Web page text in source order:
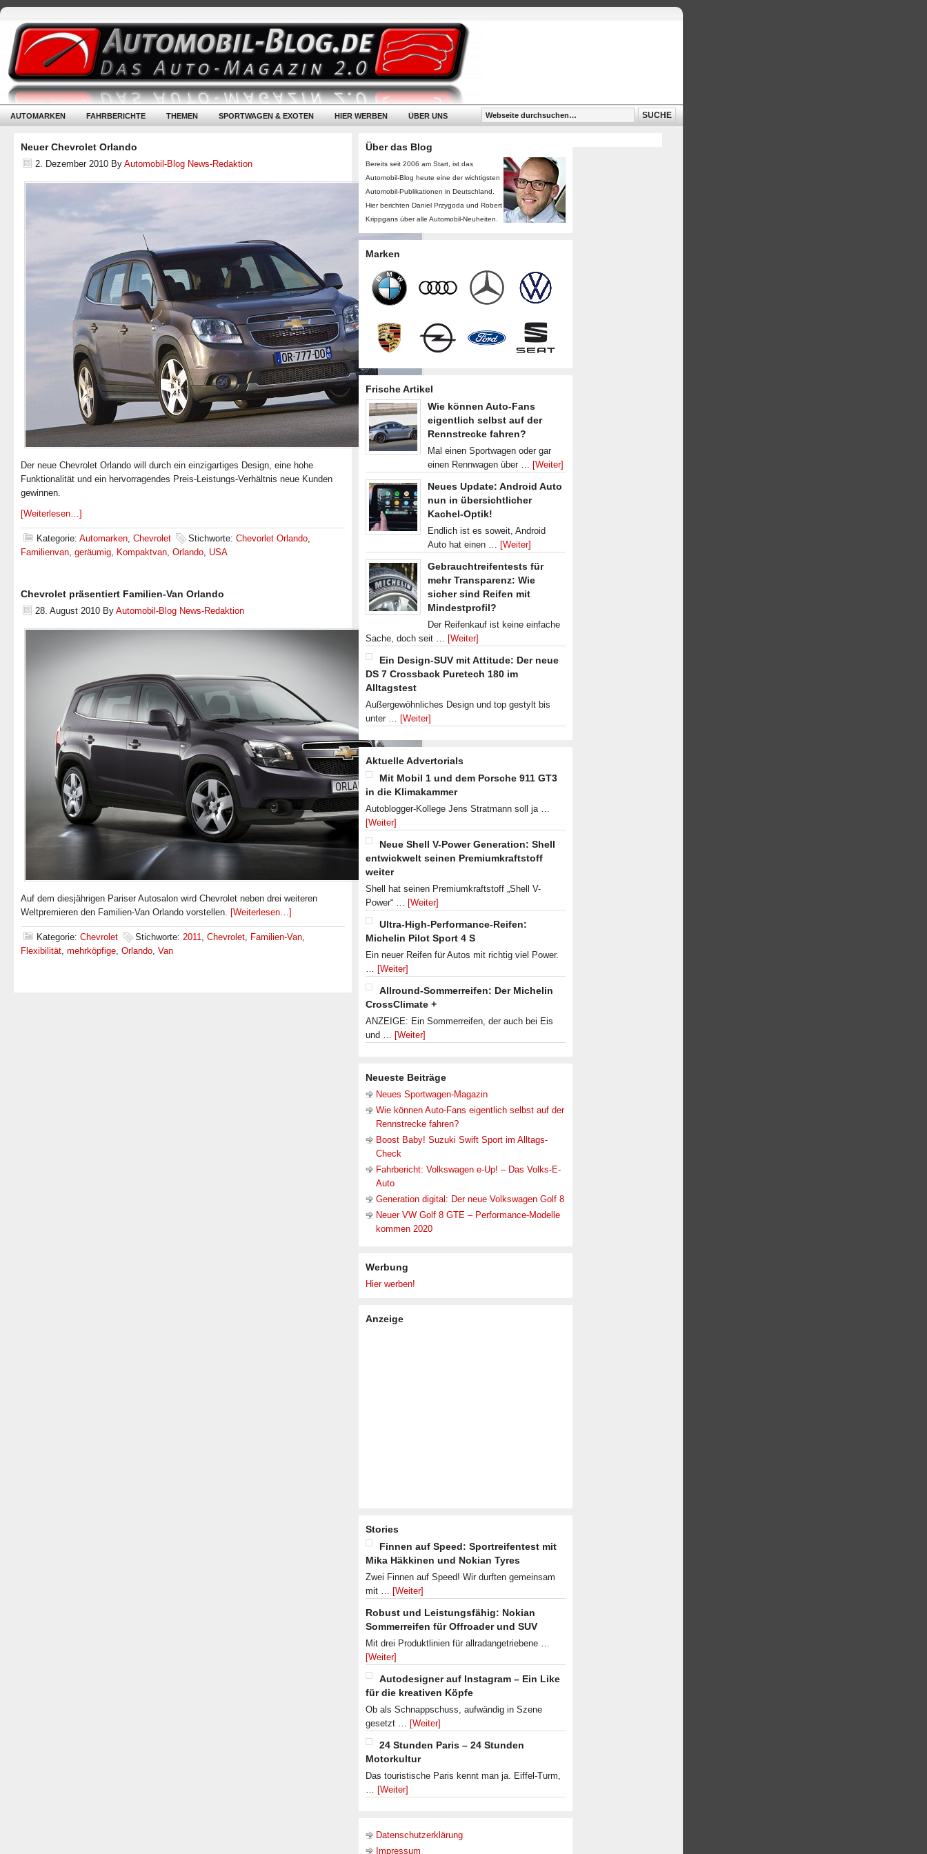
AUTOMARKEN FAHRBERICHTE THEMEN SPORTWAGEN & EXOTEN HIER WERBEN ÜBER UNS
Neuer Chevrolet Orlando
2. Dezember 2010 By Automobil-Blog News-Redaktion
Der neue Chevrolet Orlando will durch ein einzigartiges Design, eine hohe
Funktionalität und ein hervorragendes Preis-Leistungs-Verhältnis neue Kunden
gewinnen.
[Weiterlesen…]
Kategorie: Automarken, Chevrolet Stichworte: Chevorlet Orlando,
Familienvan, geräumig, Kompaktvan, Orlando, USA
Chevrolet präsentiert Familien-Van Orlando
28. August 2010 By Automobil-Blog News-Redaktion
Auf dem diesjährigen Pariser Autosalon wird Chevrolet neben drei weiteren
Weltpremieren den Familien-Van Orlando vorstellen. [Weiterlesen…]
Kategorie: Chevrolet Stichworte: 2011, Chevrolet, Familien-Van,
Flexibilität, mehrköpfige, Orlando, Van
Über das Blog
Bereits seit 2006 am Start, ist das
Automobil-Blog heute eine der wichtigsten
Automobil-Publikationen in Deutschland.
Hier berichten Daniel Przygoda und Robert
Krippgans über alle Automobil-Neuheiten.
Marken
Frische Artikel
Wie können Auto-Fans
eigentlich selbst auf der
Rennstrecke fahren?
Mal einen Sportwagen oder gar
einen Rennwagen über … [Weiter]
Neues Update: Android Auto
nun in übersichtlicher
Kachel-Optik!
Endlich ist es soweit, Android
Auto hat einen … [Weiter]
Gebrauchtreifentests für
mehr Transparenz: Wie
sicher sind Reifen mit
Mindestprofil?
Der Reifenkauf ist keine einfache
Sache, doch seit … [Weiter]
Ein Design-SUV mit Attitude: Der neue
DS 7 Crossback Puretech 180 im
Alltagstest
Außergewöhnliches Design und top gestylt bis
unter … [Weiter]
Aktuelle Advertorials
Mit Mobil 1 und dem Porsche 911 GT3
in die Klimakammer
Autoblogger-Kollege Jens Stratmann soll ja …
[Weiter]
Neue Shell V-Power Generation: Shell
entwickwelt seinen Premiumkraftstoff
weiter
Shell hat seinen Premiumkraftstoff „Shell V-
Power“ … [Weiter]
Ultra-High-Performance-Reifen:
Michelin Pilot Sport 4 S
Ein neuer Reifen für Autos mit richtig viel Power.
… [Weiter]
Allround-Sommerreifen: Der Michelin
CrossClimate +
ANZEIGE: Ein Sommerreifen, der auch bei Eis
und … [Weiter]
Neueste Beiträge
Neues Sportwagen-Magazin
Wie können Auto-Fans eigentlich selbst auf der
Rennstrecke fahren?
Boost Baby! Suzuki Swift Sport im Alltags-
Check
Fahrbericht: Volkswagen e-Up! – Das Volks-E-
Auto
Generation digital: Der neue Volkswagen Golf 8
Neuer VW Golf 8 GTE – Performance-Modelle
kommen 2020
Werbung
Hier werben!
Anzeige
Stories
Finnen auf Speed: Sportreifentest mit
Mika Häkkinen und Nokian Tyres
Zwei Finnen auf Speed! Wir durften gemeinsam
mit … [Weiter]
Robust und Leistungsfähig: Nokian
Sommerreifen für Offroader und SUV
Mit drei Produktlinien für allradangetriebene …
[Weiter]
Autodesigner auf Instagram – Ein Like
für die kreativen Köpfe
Ob als Schnappschuss, aufwändig in Szene
gesetzt … [Weiter]
24 Stunden Paris – 24 Stunden
Motorkultur
Das touristische Paris kennt man ja. Eiffel-Turm,
… [Weiter]
Datenschutzerklärung
Impressum